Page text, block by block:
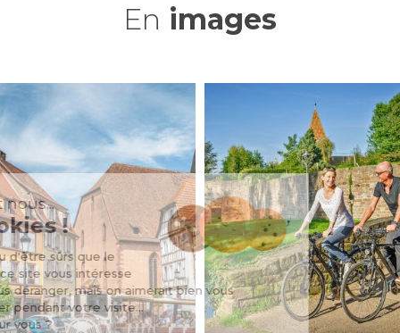
En images
Salut c'est nous...
les Cookies !
On a attendu d'être sûrs que le
contenu de ce site vous intéresse
avant de vous déranger, mais on aimerait bien vous
accompagner pendant votre visite...
C'est OK pour vous ?